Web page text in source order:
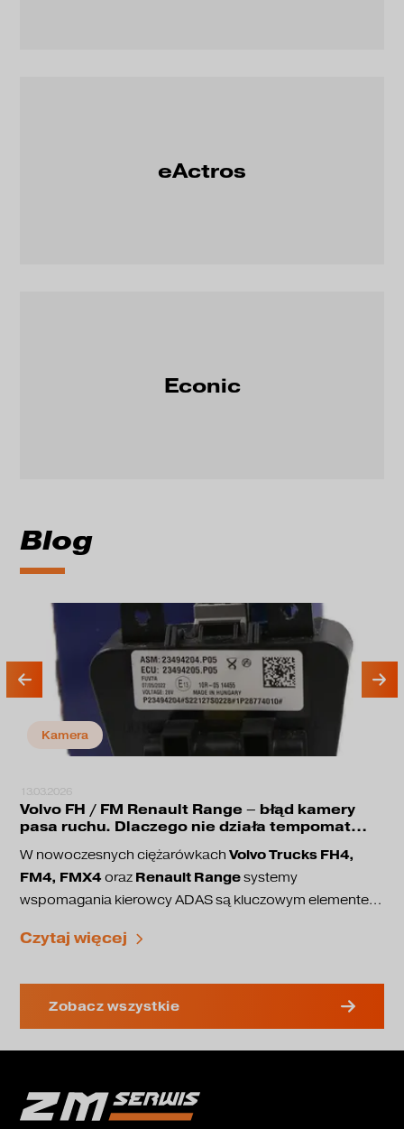
eActros
Econic
Blog
Kamera
13.03.2026
Volvo FH / FM Renault Range – błąd kamery
pasa ruchu. Dlaczego nie działa tempomat
W nowoczesnych ciężarówkachVolvo Trucks FH4,
FM4, FMX4 oraz Renault Rangesystemy
wspomagania kierowcy ADAS są kluczowym elementem
za:
adaptacyjny tempomat
się problem, w którym przestaje działać kamera
Po pojawieniu się takiego komunikatu część systemów
bezpieczeństwa przestaje działać.
Czytaj więcej
Zobacz wszystkie